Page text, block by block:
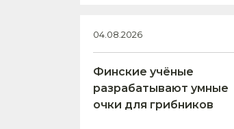
04.08.2026
Финские учёные
разрабатывают умные
очки для грибников